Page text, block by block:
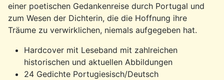
einer poetischen Gedankenreise durch Portugal und
zum Wesen der Dichterin, die die Hoffnung ihre
Träume zu verwirklichen, niemals aufgegeben hat.
Hardcover mit Leseband mit zahlreichen
historischen und aktuellen Abbildungen
24 Gedichte Portugiesisch/Deutsch